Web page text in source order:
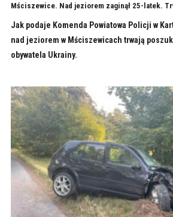
Mściszewice. Nad jeziorem zaginął 25-latek.
Jak podaje Komenda Powiatowa Policji w
nad jeziorem w Mściszewicach trwają
obywatela Ukrainy.